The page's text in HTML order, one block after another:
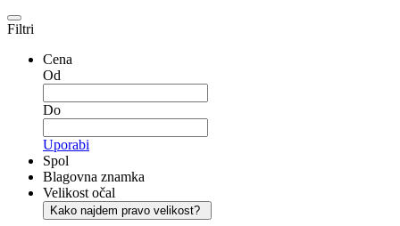
Filtri
Cena
Od
Do
Uporabi
Spol
Blagovna znamka
Velikost očal
Kako najdem pravo velikost?